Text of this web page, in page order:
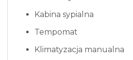
Kabina sypialna
Tempomat
Klimatyzacja manualna